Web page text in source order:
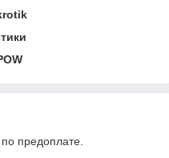
предоплате.